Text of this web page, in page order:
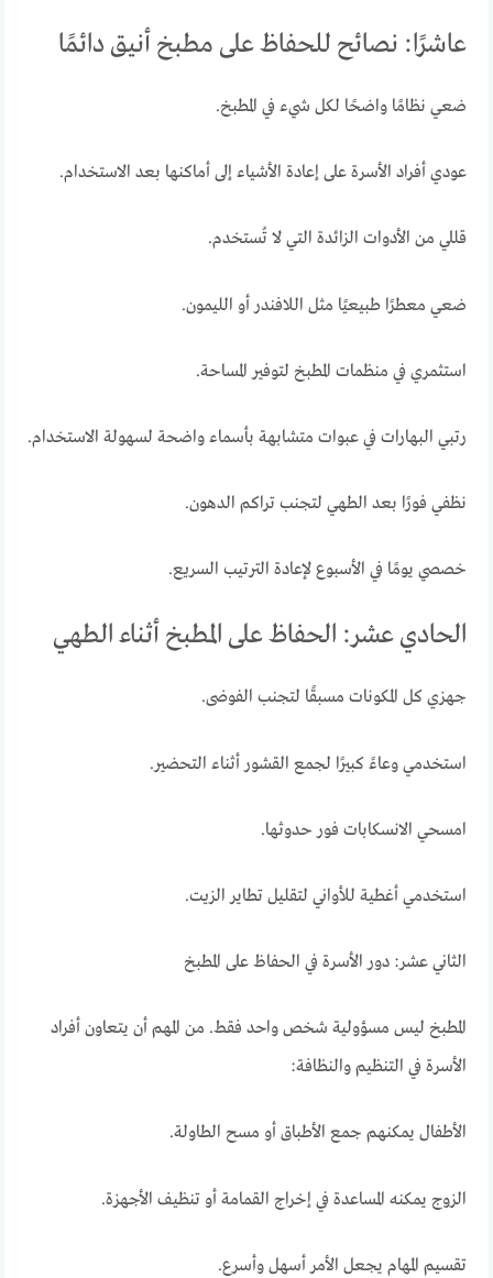
عاشرًا: نصائح للحفاظ على مطبخ أنيق دائمًا
ضعي نظامًا واضحًا لكل شيء في المطبخ.
عودي أفراد الأسرة على إعادة الأشياء إلى أماكنها بعد الاستخدام.
قللي من الأدوات الزائدة التي لا تُستخدم.
ضعي معطرًا طبيعيًا مثل اللافندر أو الليمون.
استثمري في منظمات المطبخ لتوفير المساحة.
رتبي البهارات في عبوات متشابهة بأسماء واضحة لسهولة الاستخدام.
نظفي فورًا بعد الطهي لتجنب تراكم الدهون.
خصصي يومًا في الأسبوع لإعادة الترتيب السريع.
الحادي عشر: الحفاظ على المطبخ أثناء الطهي
جهزي كل المكونات مسبقًا لتجنب الفوضى.
استخدمي وعاءً كبيرًا لجمع القشور أثناء التحضير.
امسحي الانسكابات فور حدوثها.
استخدمي أغطية للأواني لتقليل تطاير الزيت.
الثاني عشر: دور الأسرة في الحفاظ على المطبخ
المطبخ ليس مسؤولية شخص واحد فقط. من المهم أن يتعاون أفراد
الأسرة في التنظيم والنظافة:
الأطفال يمكنهم جمع الأطباق أو مسح الطاولة.
الزوج يمكنه المساعدة في إخراج القمامة أو تنظيف الأجهزة.
تقسيم المهام يجعل الأمر أسهل وأسرع.